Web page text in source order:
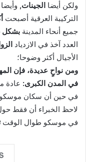
ولكن أيضا الجينات, وأيضا
التركيبة العرقية أصبحت
جميع أنحاء المدينة بشكل
العدد آخذ في الازدياد
الأجيال أكثر وضوحا؛
ومن نواحٍ عديدة، فإن
في المدن الكبرى: عادة
في حين أن سكان موسكو
لاحظ الخبراء أن فقط
في موسكو طوال الوقت